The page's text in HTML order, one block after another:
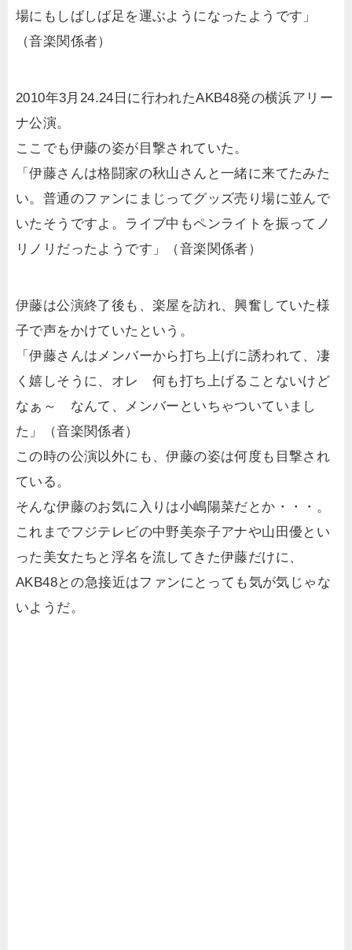
場にもしばしば足を運ぶようになったようです」
（音楽関係者）
2010年3月24.24日に行われたAKB48発の横浜アリー
ナ公演。
ここでも伊藤の姿が目撃されていた。
「伊藤さんは格闘家の秋山さんと一緒に来てたみた
い。普通のファンにまじってグッズ売り場に並んで
いたそうですよ。ライブ中もペンライトを振ってノ
リノリだったようです」（音楽関係者）
伊藤は公演終了後も、楽屋を訪れ、興奮していた様
子で声をかけていたという。
「伊藤さんはメンバーから打ち上げに誘われて、凄
く嬉しそうに、オレ 何も打ち上げることないけど
なぁ～ なんて、メンバーといちゃついていまし
た」（音楽関係者）
この時の公演以外にも、伊藤の姿は何度も目撃され
ている。
そんな伊藤のお気に入りは小嶋陽菜だとか・・・。
これまでフジテレビの中野美奈子アナや山田優とい
った美女たちと浮名を流してきた伊藤だけに、
AKB48との急接近はファンにとっても気が気じゃな
いようだ。